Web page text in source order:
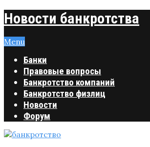
Новости банкротства
Menu
Банки
Правовые вопросы
Банкротство компаний
Банкротство физлиц
Новости
Форум